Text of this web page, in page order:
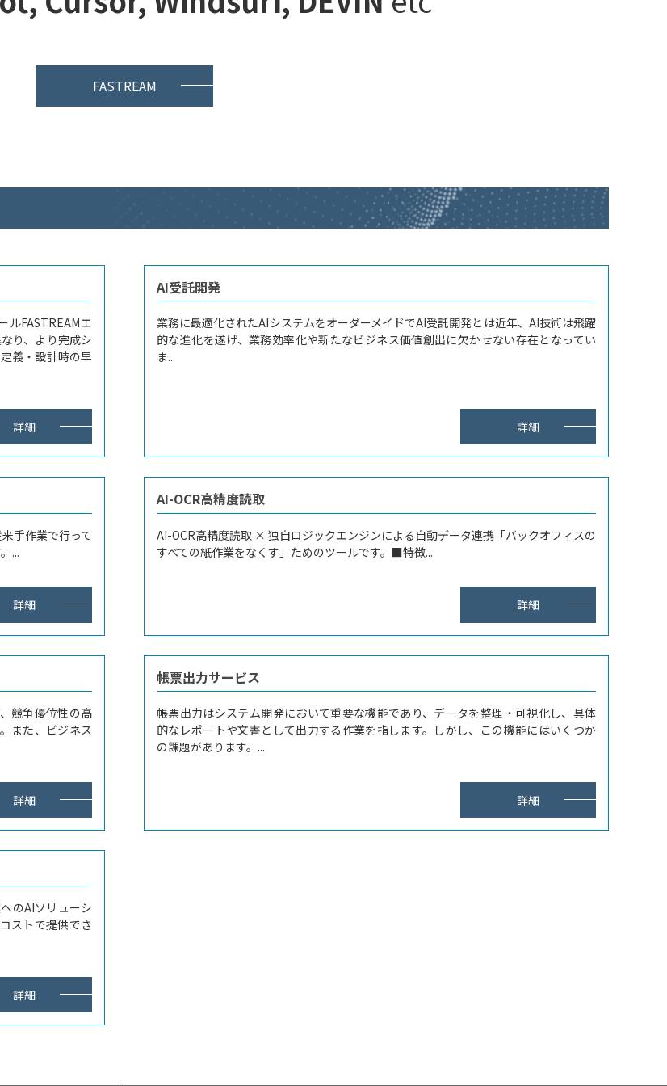
FASTREAM
ルFASTREAMエ
り、より完成シ
義・設計時の早
詳細
AI受託開発
業務に最適化されたAIシステムをオーダーメイドでAI受託開発とは近年、AI技術は飛躍
的な進化を遂げ、業務効率化や新たなビジネス価値創出に欠かせない存在となってい
ま...
詳細
手作業で行って
...
詳細
AI-OCR高精度読取
AI-OCR高精度読取 × 独自ロジックエンジンによる自動データ連携「バックオフィスの
すべての紙作業をなくす」ためのツールです。■特徴...
詳細
競争優位性の高
また、ビジネス
詳細
帳票出力サービス
帳票出力はシステム開発において重要な機能であり、データを整理・可視化し、具体
的なレポートや文書として出力する作業を指します。しかし、この機能にはいくつか
の課題があります。...
詳細
のAIソリューシ
ストで提供でき
詳細